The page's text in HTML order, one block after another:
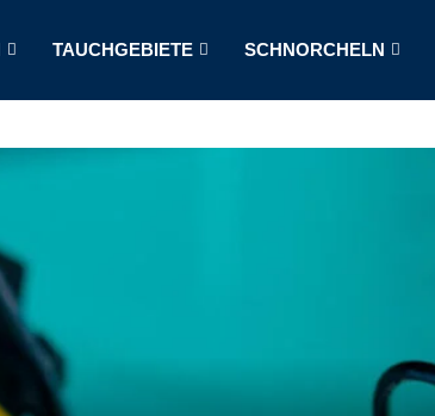
TAUCHGEBIETE SCHNORCHELN